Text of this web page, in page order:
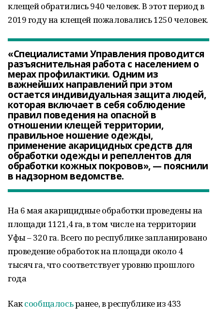
клещей обратились 940 человек. В этот период в
2019 году на клещей пожаловались 1250 человек.
«Специалистами Управления проводится
разъяснительная работа с населением о
мерах профилактики. Одним из
важнейших направлений при этом
остается индивидуальная защита людей,
которая включает в себя соблюдение
правил поведения на опасной в
отношении клещей территории,
правильное ношение одежды,
применение акарицидных средств для
обработки одежды и репеллентов для
обработки кожных покровов», — пояснили
в надзорном ведомстве.
На 6 мая акарицидные обработки проведены на
площади 1121,4 га, в том числе на территории
Уфы – 320 га. Всего по республике запланировано
проведение обработок на площади около 4
тысяч га, что соответствует уровню прошлого
года
Каксообщалосьранее, в республике из 433